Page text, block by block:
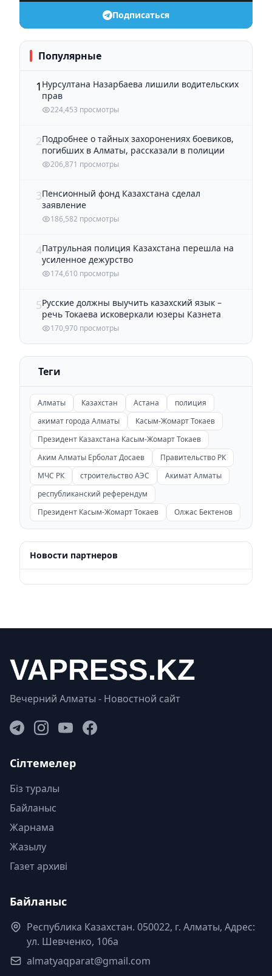
Подписаться
Популярные
1 Нурсултана Назарбаева лишили водительских
прав
224,453 просмотры
2Подробнее о тайных захоронениях боевиков,
погибших в Алматы, рассказали в полиции
206,871 просмотры
3Пенсионный фонд Казахстана сделал
заявление
186,582 просмотры
4Патрульная полиция Казахстана перешла на
усиленное дежурство
174,610 просмотры
5Русские должны выучить казахский язык –
речь Токаева исковеркали юзеры Казнета
170,970 просмотры
Теги
Алматы Казахстан Астана
полиция
акимат города Алматы
Касым-Жомарт Токаев
Президент Казахстана Касым-Жомарт Токаев
Аким Алматы Ерболат Досаев
Правительство РК
МЧС РК
строительство АЭС
Акимат Алматы
республиканский референдум
Президент Касым-Жомарт Токаев
Олжас Бектенов
Новости партнеров
Вечерний Алматы - Новостной сайт
Сілтемелер
Біз туралы
Байланыс
Жарнама
Жазылу
Газет архиві
Байланыс
Республика Казахстан. 050022, г. Алматы, Адрес:
ул. Шевченко, 106а
almatyaqparat@gmail.com